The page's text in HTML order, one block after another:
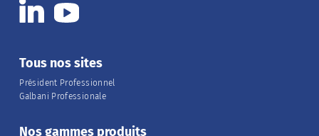
Tous nos sites
Président Professionnel
Galbani Professionale
Nos gammes produits